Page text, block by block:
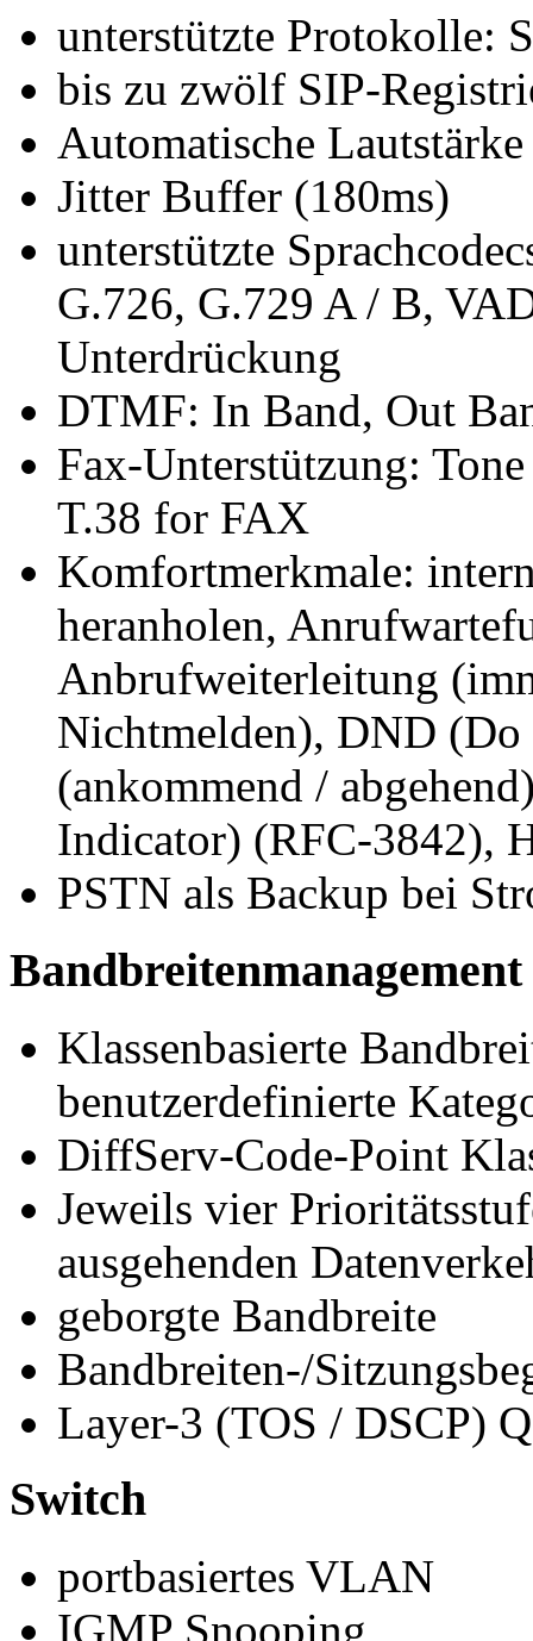
unterstützte Protokolle:
bis zu zwölf SIP-
Automatische Lautstärke
Jitter Buffer (180ms)
unterstützte
G.726, G.729 A / B,
Unterdrückung
DTMF: In Band, Out
Fax-Unterstützung:
T.38 for FAX
Komfortmerkmale:
heranholen,
Anbrufweiterleitung
Nichtmelden), DND
(ankommend /
Indicator) (RFC-3842),
PSTN als Backup bei
Bandbreitenmanagement
Klassenbasierte
benutzerdefinierte
DiffServ-Code-Point
Jeweils vier
ausgehenden
geborgte Bandbreite
Bandbreiten-/
Layer-3 (TOS / DSCP)
Switch
portbasiertes VLAN
IGMP Snooping